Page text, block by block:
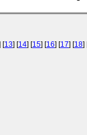
[13] [14] [15] [16] [17] [18]